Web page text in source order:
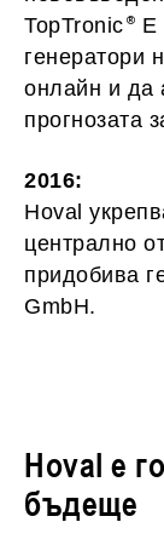
TopTronic
E
генератори
онлайн и да
прогнозата
2016:
Hoval
централно
придобива
GmbH.
Hoval е
бъдеще